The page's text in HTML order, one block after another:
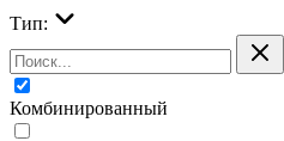
Тип:
Комбинированный